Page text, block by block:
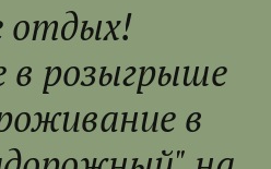
отдых!
в розыгрыше
в